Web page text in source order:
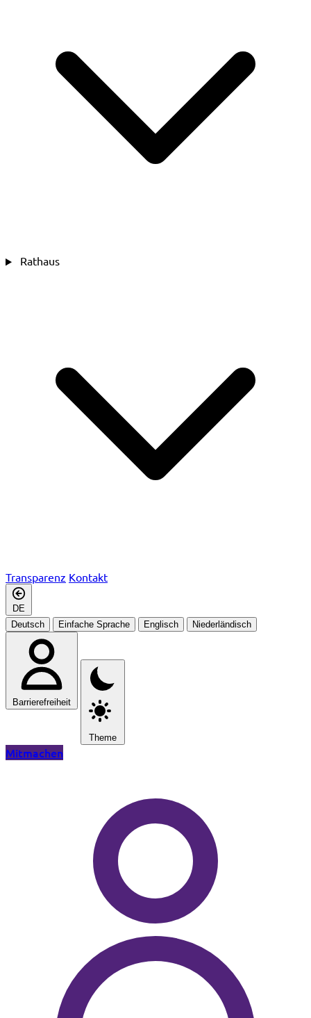
Rathaus
Transparenz Kontakt
DE
Deutsch
Einfache Sprache Englisch Niederländisch
Barrierefreiheit
Theme
Mitmachen